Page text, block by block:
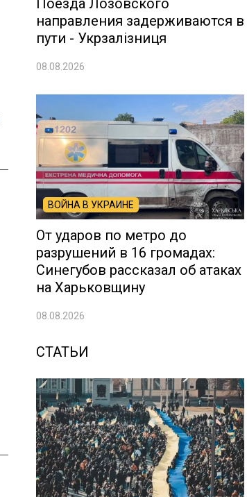
Поезда Лозовского
направления задерживаются в
пути - Укрзалізниця
08.08.2026
ВОЙНА В УКРАИНЕ
От ударов по метро до
разрушений в 16 громадах:
Синегубов рассказал об атаках
на Харьковщину
08.08.2026
СТАТЬИ